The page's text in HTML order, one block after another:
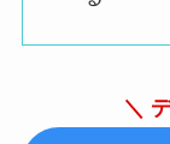
＼